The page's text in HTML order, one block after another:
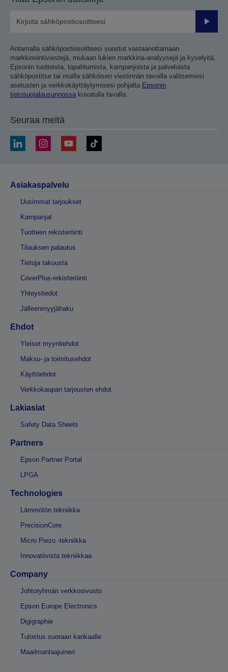
Lähetä
Antamalla sähköpostiosoitteesi suostut vastaanottamaan
markkinointiviestejä, mukaan lukien markkina-analyysejä ja kyselyitä,
Epsonin tuotteista, tapahtumista, kampanjoista ja palveluista
sähköpostitse tai muilla sähköisen viestinnän tavoilla valitsemiesi
asetusten ja verkkokäyttäytymisesi pohjalta Epsonin
tietosuojalausunnossa kuvatulla tavalla.
Seuraa meitä
Asiakaspalvelu
Uusimmat tarjoukset
Kampanjat
Tuotteen rekisteröinti
Tilauksen palautus
Tietoja takuusta
CoverPlus-rekisteröinti
Yhteystiedot
Jälleenmyyjähaku
Ehdot
Yleiset myyntiehdot
Maksu- ja toimitusehdot
Käyttöehdot
Verkkokaupan tarjousten ehdot
Lakiasiat
Safety Data Sheets
Partners
Epson Partner Portal
LPGA
Technologies
Lämmötön tekniikka
PrecisionCore
Micro Piezo -tekniikka
Innovatiivista tekniikkaa
Company
Johtoryhmän verkkosivusto
Epson Europe Electronics
Digigraphie
Tulostus suoraan kankaalle
Maailmanlaajuinen